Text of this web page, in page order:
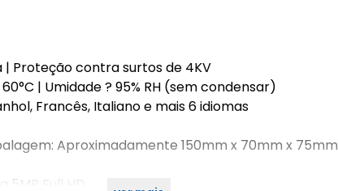
Proteção contra surtos de 4KV
| Umidade ? 95% RH (sem condensar)
Francês, Italiano e mais 6 idiomas
Aproximadamente 150mm x 70mm x 75mm
Full HD